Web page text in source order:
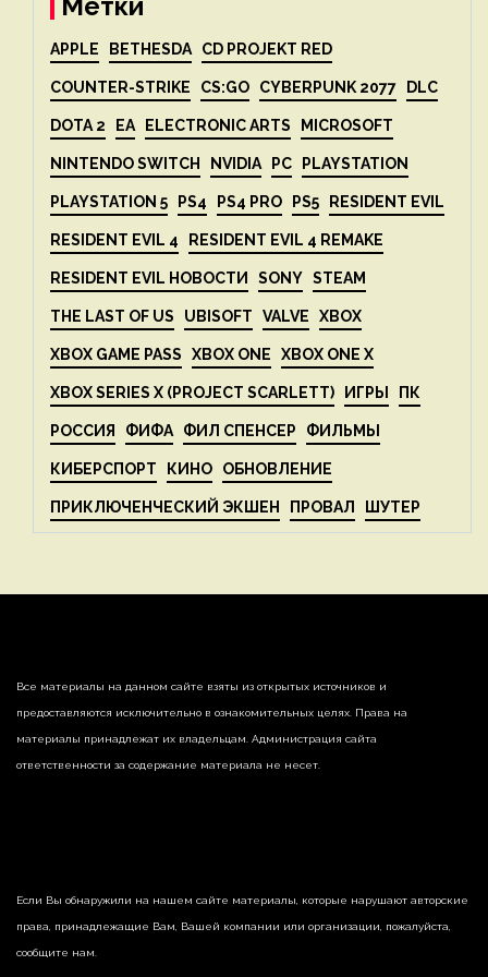
APPLE BETHESDA CD PROJEKT RED
COUNTER-STRIKE CS:GO CYBERPUNK 2077 DLC
DOTA 2 EA ELECTRONIC ARTS MICROSOFT
NINTENDO SWITCH NVIDIA PC PLAYSTATION
PLAYSTATION 5 PS4 PS4 PRO PS5 RESIDENT EVIL
RESIDENT EVIL 4 RESIDENT EVIL 4 REMAKE
RESIDENT EVIL НОВОСТИ SONY STEAM
THE LAST OF US UBISOFT VALVE XBOX
XBOX GAME PASS XBOX ONE XBOX ONE X
XBOX SERIES X (PROJECT SCARLETT) ИГРЫ ПК
РОССИЯ ФИФА ФИЛ СПЕНСЕР ФИЛЬМЫ
КИБЕРСПОРТ КИНО ОБНОВЛЕНИЕ
ПРИКЛЮЧЕНЧЕСКИЙ ЭКШЕН ПРОВАЛ ШУТЕР
Все материалы на данном сайте взяты из открытых источников и
предоставляются исключительно в ознакомительных целях. Права на
материалы принадлежат их владельцам. Администрация сайта
ответственности за содержание материала не несет.
Если Вы обнаружили на нашем сайте материалы, которые нарушают авторские
права, принадлежащие Вам, Вашей компании или организации, пожалуйста,
сообщите нам.